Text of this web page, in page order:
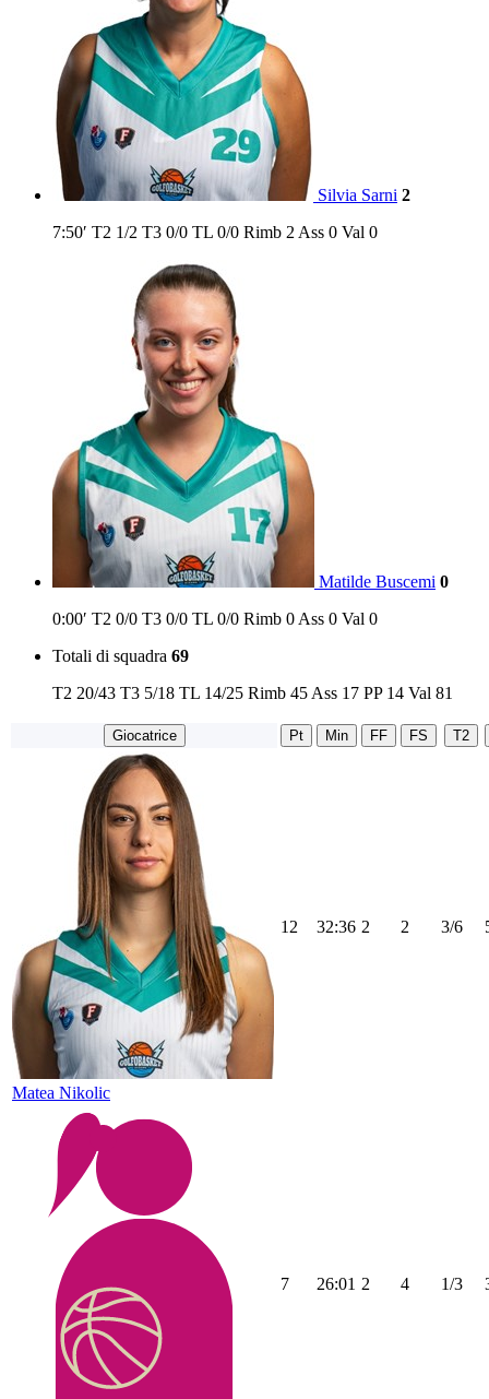
Silvia Sarni 2
7:50′ T2 1/2 T3 0/0 TL 0/0 Rimb 2 Ass 0 Val 0
Matilde Buscemi 0
0:00′ T2 0/0 T3 0/0 TL 0/0 Rimb 0 Ass 0 Val 0
Totali di squadra 69
T2 20/43 T3 5/18 TL 14/25 Rimb 45 Ass 17 PP 14 Val 81
Giocatrice Pt Min FF FS T2
Matea Nikolic
12 32:36 2 2 3/6
7 26:01 2 4 1/3